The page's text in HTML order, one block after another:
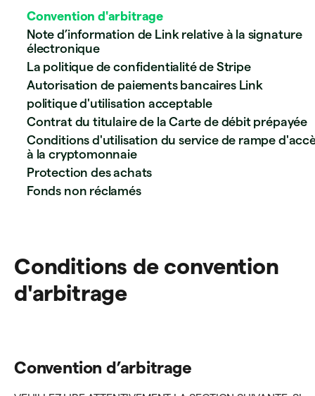
Convention d'arbitrage
Note d’information de Link relative à la signature
électronique
La politique de confidentialité de Stripe
Autorisation de paiements bancaires Link
politique d'utilisation acceptable
Contrat du titulaire de la Carte de débit prépayée
Conditions d'utilisation du service de rampe
à la cryptomonnaie
Protection des achats
Fonds non réclamés
Conditions de convention
d'arbitrage
Convention d’arbitrage